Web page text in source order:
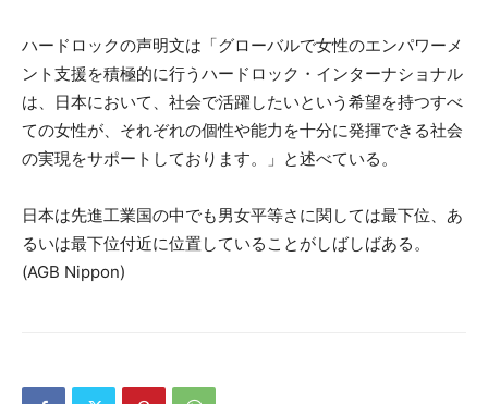
ハードロックの声明文は「グローバルで女性のエンパワーメ
ント支援を積極的に行うハードロック・インターナショナル
は、日本において、社会で活躍したいという希望を持つすべ
ての女性が、それぞれの個性や能力を十分に発揮できる社会
の実現をサポートしております。」と述べている。
日本は先進工業国の中でも男女平等さに関しては最下位、あ
るいは最下位付近に位置していることがしばしばある。
(AGB Nippon)